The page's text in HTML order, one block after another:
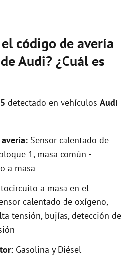
código de avería
Audi? ¿Cuál es
detectado en vehículos Audi
Sensor calentado de
1, masa común -
a masa
a masa en el
calentado de oxígeno,
tensión, bujías, detección de
Gasolina y Diésel